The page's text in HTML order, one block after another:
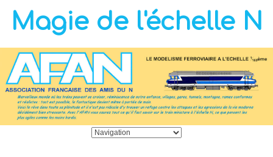
Magie de l'échelle N